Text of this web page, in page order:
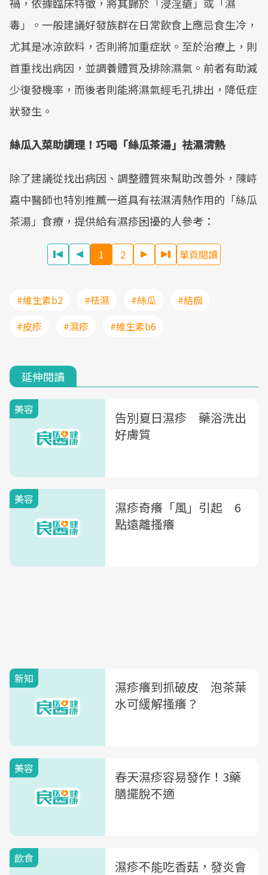
毒」。一般建議好發族群在日常飲食上應忌食生冷，
尤其是冰涼飲料，否則將加重症狀。至於治療上，則
首重找出病因，並調養體質及排除濕氣。前者有助減
少復發機率，而後者則能將濕氣經毛孔排出，降低症
狀發生。
絲瓜入菜助調理！巧喝「絲瓜茶湯」祛濕清熱
除了建議從找出病因、調整體質來幫助改善外，陳峙
嘉中醫師也特別推薦一道具有祛濕清熱作用的「絲瓜
茶湯」食療，提供給有濕疹困擾的人參考：
1 2 單頁閱讀
#維生素b2 #祛濕 #絲瓜
#結痂
#皮疹
#濕疹 #維生素b6
延伸閱讀
美容
告別夏日濕疹 藥浴洗出
好膚質
美容
濕疹奇癢「風」引起 6
點遠離搔癢
新知
濕疹癢到抓破皮 泡茶葉
水可緩解搔癢？
美容
春天濕疹容易發作！3藥
膳擺脫不適
飲食
濕疹不能吃香菇，發炎會